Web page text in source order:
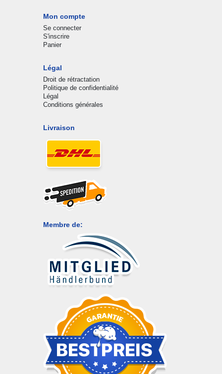
Mon compte
Se connecter
S'inscrire
Panier
Légal
Droit de rétractation
Politique de confidentialité
Légal
Conditions générales
Livraison
Membre de: